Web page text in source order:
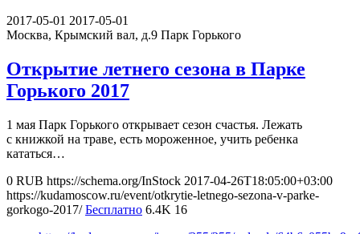
2017-05-01 2017-05-01
Москва, Крымский вал, д.9 Парк Горького
Открытие летнего сезона в Парке
Горького 2017
1 мая Парк Горького открывает сезон счастья. Лежать
с книжкой на траве, есть мороженное, учить ребенка
кататься…
0 RUB https://schema.org/InStock 2017-04-26T18:05:00+03:00
https://kudamoscow.ru/event/otkrytie-letnego-sezona-v-parke-
gorkogo-2017/ Бесплатно 6.4K 16